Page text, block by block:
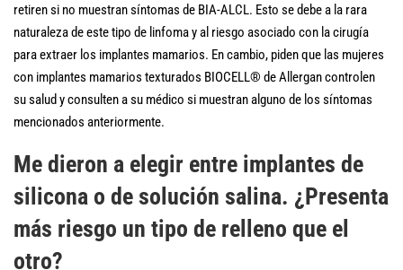
retiren si no muestran síntomas de BIA-ALCL. Esto se debe a la rara
naturaleza de este tipo de linfoma y al riesgo asociado con la cirugía
para extraer los implantes mamarios. En cambio, piden que las mujeres
con implantes mamarios texturados BIOCELL® de Allergan controlen
su salud y consulten a su médico si muestran alguno de los síntomas
mencionados anteriormente.
Me dieron a elegir entre implantes de
silicona o de solución salina. ¿Presenta
más riesgo un tipo de relleno que el
otro?